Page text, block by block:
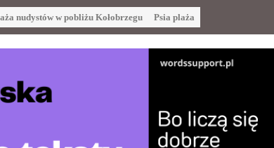
nudystów w pobliżu Kołobrzegu Psia plaża